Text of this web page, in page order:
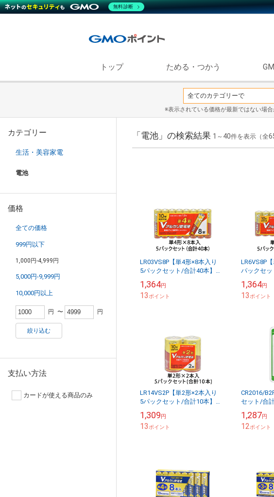
トップ ためる・つかう
※表示されている価格が最新ではない場
カテゴリー
生活・美容家電
電池
価格
全ての価格
999円以下
1,000円-4,999円
5,000円-9,999円
10,000円以上
円 〜 円
絞り込む
支払い方法
カードが使える商品のみ
「電池」の検索結果 1 ～ 40件を表示（全
LR03VS8P【単4形×8本入り
5パックセット/合計40本】
リ乾電池 Vシリーズ1.5V 8本パ
ック...
1,364円
13ポイント
LR6VS8P
パックセッ
電池 Vシリ
ク ...
1,364円
13ポイント
LR14VS2P【単2形×2本入り
5パックセット/合計10本】
リ乾電池 Vシリーズ1.5V 2本パ
ック...
1,309円
13ポイント
CR2016/
セット/合
ロ使用 【
1,287円
12ポイント
無料診断